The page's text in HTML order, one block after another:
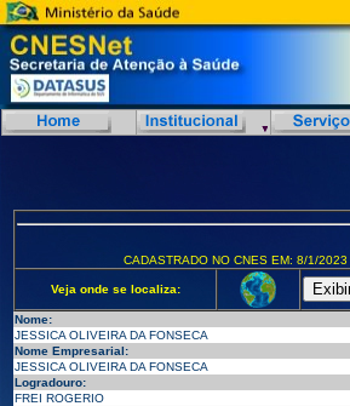
CADASTRADO NO CNES EM: 8/1/2023
Veja onde se localiza:
Nome:
JESSICA OLIVEIRA DA FONSECA
Nome Empresarial:
JESSICA OLIVEIRA DA FONSECA
Logradouro:
FREI ROGERIO